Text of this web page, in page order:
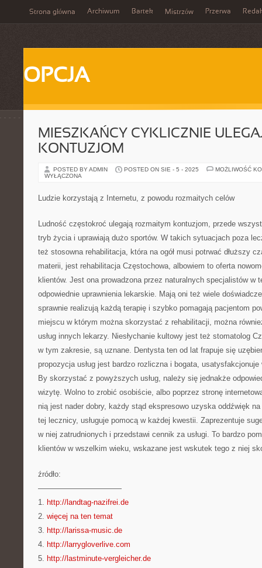
Strona główna Archiwum Bartek Mistrzów Przerwa
OPCJA
MIESZKAŃCY CYKLICZNIE
KONTUZJOM
POSTED BY ADMIN POSTED ON SIE - 5 - 2025
MOŻLIWOŚĆ
WYŁĄCZONA
Ludzie korzystają z Internetu, z powodu rozmaitych celów
Ludność częstokroć ulegają rozmaitym kontuzjom, przede
tryb życia i uprawiają dużo sportów. W takich sytuacjach poza
też stosowna rehabilitacja, która na ogół musi potrwać dłuższy
materii, jest rehabilitacja Częstochowa, albowiem to oferta
klientów. Jest ona prowadzona przez naturalnych specjalistów w
odpowiednie uprawnienia lekarskie. Mają oni też wiele
sprawnie realizują każdą terapię i szybko pomagają pacjentom
miejscu w którym można skorzystać z rehabilitacji, można
usług innych lekarzy. Niesłychanie kultowy jest też stomatolog
w tym zakresie, są uznane. Dentysta ten od lat frapuje się
propozycja usług jest bardzo rozliczna i bogata,
By skorzystać z powyższych usług, należy się jednakże
wizytę. Wolno to zrobić osobiście, albo poprzez stronę
nią jest nader dobry, każdy stąd ekspresowo uzyska oddźwięk
tej lecznicy, usługuje pomocą w każdej kwestii. Zaprezentuje
w niej zatrudnionych i przedstawi cennik za usługi. To bardzo
klientów w wszelkim wieku, wskazane jest wskutek tego z niej
źródło:
———————————
1. http://landtag-nazifrei.de
2. więcej na ten temat
3. http://larissa-music.de
4. http://larrygloverlive.com
5. http://lastminute-vergleicher.de